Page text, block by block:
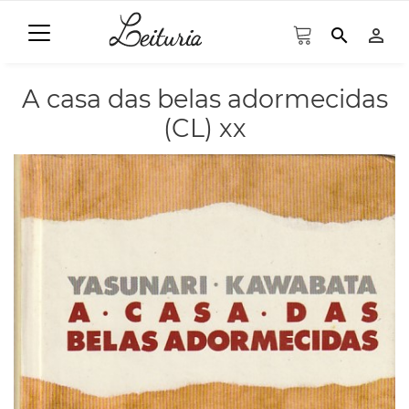
search person_outline
A casa das belas adormecidas
(CL) xx